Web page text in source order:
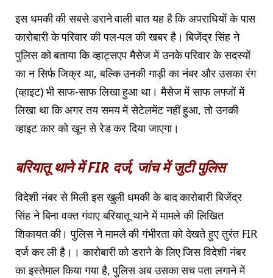
इस धमकी की सबसे डराने वाली बात यह है कि अपराधियों के पास
कारोबारी के परिवार की पल-पल की खबर है। बिजेंद्र सिंह ने
पुलिस को बताया कि व्हाट्सएप मैसेज में उनके परिवार के सदस्यों
का न सिर्फ जिक्र था, बल्कि उनकी गाड़ी का नंबर और उसका रंग
(व्हाइट) भी साफ-साफ लिखा हुआ था। मैसेज में साफ लफ्जों में
लिखा था कि अगर तय समय में सेटेलमेंट नहीं हुआ, तो उनकी
व्हाइट कार को खून से रेड कर दिया जाएगा।
बरियातू थाने में FIR दर्ज, जांच में जुटी पुलिस
विदेशी नंबर से मिली इस खुली धमकी के बाद कारोबारी बिजेंद्र
सिंह ने बिना वक्त गंवाए बरियातू थाने में मामले की लिखित
शिकायत की। पुलिस ने मामले की गंभीरता को देखते हुए तुरंत FIR
दर्ज कर ली है।। कारोबारी को डराने के लिए जिस विदेशी नंबर
का इस्तेमाल किया गया है, पुलिस अब उसका सच पता लगाने में